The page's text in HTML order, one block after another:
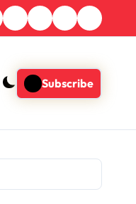
Subscribe